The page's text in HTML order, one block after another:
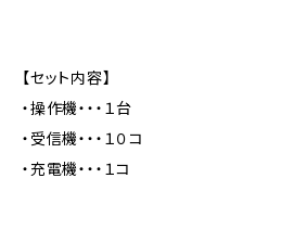
【セット内容】
・操作機・・・１台
・受信機・・・１０コ
・充電機・・・１コ